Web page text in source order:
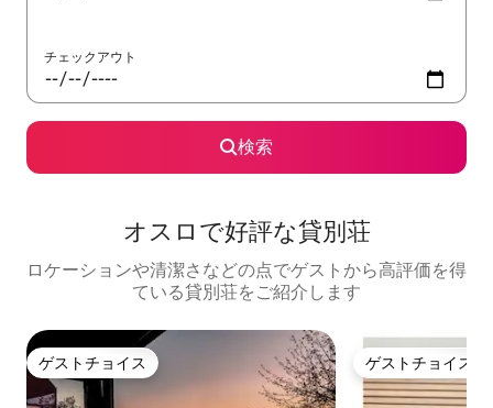
チェックアウト
検索
オスロで好評な貸別荘
ロケーションや清潔さなどの点でゲストから高評価を得
ている貸別荘をご紹介します
ゲストチョイス
ゲストチョイス ゲストチョイス
ゲストチョイス